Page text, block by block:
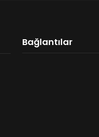
Bağlantılar